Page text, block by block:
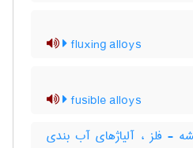
fluxing alloys
fusible alloys
- فلز ، آلیاژهای آب بندی